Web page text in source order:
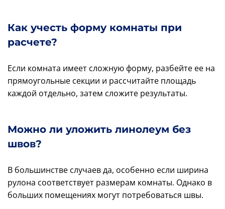
Как учесть форму комнаты при
расчете?
Если комната имеет сложную форму, разбейте ее на
прямоугольные секции и рассчитайте площадь
каждой отдельно, затем сложите результаты.
Можно ли уложить линолеум без
швов?
В большинстве случаев да, особенно если ширина
рулона соответствует размерам комнаты. Однако в
больших помещениях могут потребоваться швы.